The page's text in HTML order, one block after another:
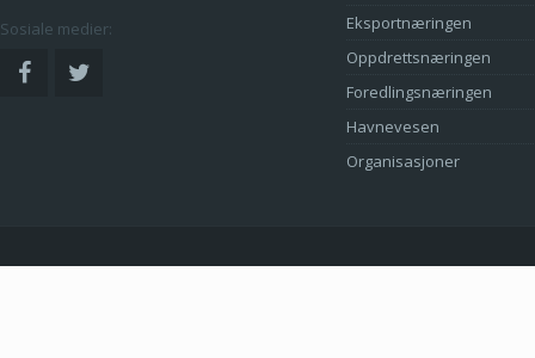
Sosiale medier:
Eksportnæringen
Oppdrettsnæringen
Foredlingsnæringen
Havnevesen
Organisasjoner